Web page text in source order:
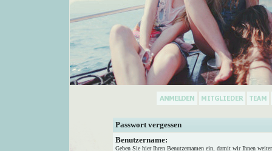
Passwort vergessen
Benutzername:
Geben Sie hier Ihren Benutzernamen ein, damit wir Ihnen